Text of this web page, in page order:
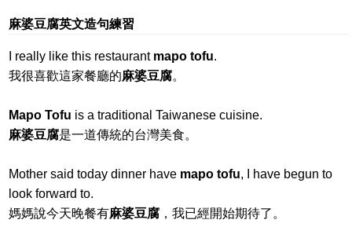
麻婆豆腐英文造句練習
I really like this restaurant mapo tofu.
我很喜歡這家餐廳的麻婆豆腐。
Mapo Tofu is a traditional Taiwanese cuisine.
麻婆豆腐是一道傳統的台灣美食。
Mother said today dinner have mapo tofu, I have begun to
look forward to.
媽媽說今天晚餐有麻婆豆腐 ，我已經開始期待了。